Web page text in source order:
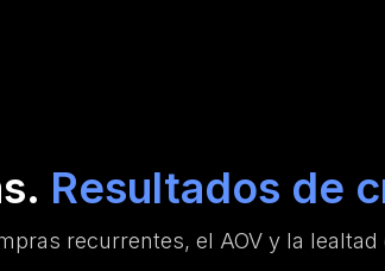
Resultados de
recurrentes, el AOV y la